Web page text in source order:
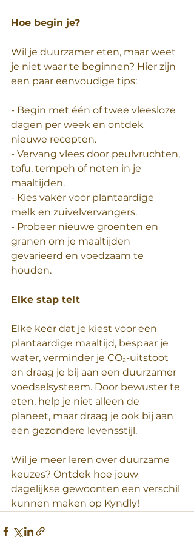
Hoe begin je?
Wil je duurzamer eten, maar weet
je niet waar te beginnen? Hier zijn
een paar eenvoudige tips:
- Begin met één of twee vleesloze
dagen per week en ontdek
nieuwe recepten.
- Vervang vlees door peulvruchten,
tofu, tempeh of noten in je
maaltijden.
- Kies vaker voor plantaardige
melk en zuivelvervangers.
- Probeer nieuwe groenten en
granen om je maaltijden
gevarieerd en voedzaam te
houden.
Elke stap telt
Elke keer dat je kiest voor een
plantaardige maaltijd, bespaar je
water, verminder je CO₂-uitstoot
en draag je bij aan een duurzamer
voedselsysteem. Door bewuster te
eten, help je niet alleen de
planeet, maar draag je ook bij aan
een gezondere levensstijl.
Wil je meer leren over duurzame
keuzes? Ontdek hoe jouw
dagelijkse gewoonten een verschil
kunnen maken op Kyndly!